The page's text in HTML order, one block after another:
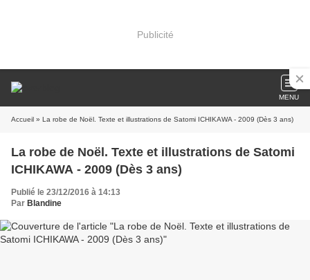
Publicité
MENU
Accueil » La robe de Noël. Texte et illustrations de Satomi ICHIKAWA - 2009 (Dès 3 ans)
La robe de Noël. Texte et illustrations de Satomi
ICHIKAWA - 2009 (Dès 3 ans)
Publié le 23/12/2016 à 14:13
Par Blandine